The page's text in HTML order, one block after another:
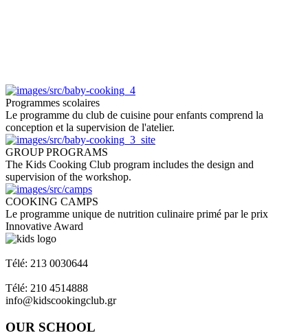
Programmes scolaires
Le programme du club de cuisine pour enfants comprend la
conception et la supervision de l'atelier.
GROUP PROGRAMS
The Kids Cooking Club program includes the design and
supervision of the workshop.
COOKING CAMPS
Le programme unique de nutrition culinaire primé par le prix
Innovative Award
Télé: 213 0030644
Télé: 210 4514888
info@kidscookingclub.gr
OUR SCHOOL